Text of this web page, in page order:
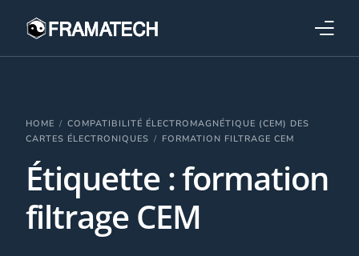
HOME
COMPATIBILITÉ ÉLECTROMAGNÉTIQUE (CEM) DES
CARTES ÉLECTRONIQUES
FORMATION FILTRAGE CEM
Étiquette :formation
filtrage CEM
Formations
Performance électronique
Stratégies industrielles